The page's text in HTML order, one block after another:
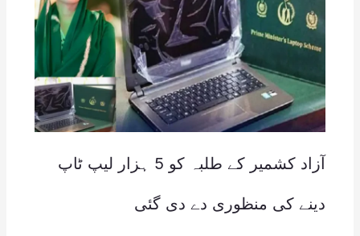
آزاد کشمیر کے طلبہ کو 5 ہزار لیپ ٹاپ
دینے کی منظوری دے دی گئی